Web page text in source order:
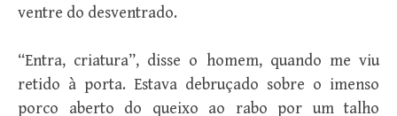
ventre do desventrado.
“Entra, criatura”, disse o homem, quando me viu
retido à porta. Estava debruçado sobre o imenso
porco aberto do queixo ao rabo por um talho